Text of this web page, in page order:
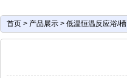
首页 > 产品展示 > 低温恒温反应浴/槽